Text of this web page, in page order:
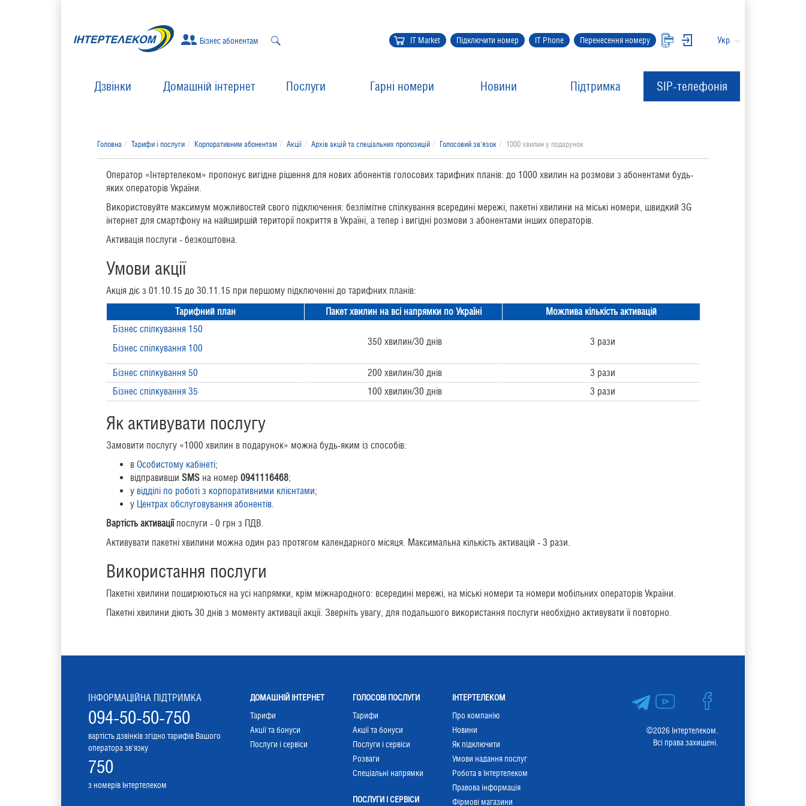
Бізнес абонентам IT Market Підключити номер IT Phone Перенесення номеру Укр
Дзвінки Домашній інтернет Послуги Гарні номери Новини Підтримка SIP-телефонія
Головна Тарифи і послуги Корпоративним абонентам Акції Архів акцій та спеціальних пропозицій Голосовий зв'язок 1000 хвилин у подарунок
Оператор «Інтертелеком» пропонує вигідне рішення для нових абонентів голосових тарифних планів: до 1000 хвилин на розмови з абонентами будь-
яких операторів України.
Використовуйте максимум можливостей свого підключення: безлімітне спілкування всередині мережі, пакетні хвилини на міські номери, швидкий 3G
інтернет для смартфону на найширшій території покриття в Україні, а тепер і вигідні розмови з абонентами інших операторів.
Активація послуги - безкоштовна.
Умови акції
Акція діє з 01.10.15 до 30.11.15 при першому підключенні до тарифних планів:
Тарифний план
Пакет хвилин на всі напрямки по Україні
Можлива кількість активацій
Бізнес спілкування 150
Бізнес спілкування 100
350 хвилин/30 днів 3 рази
Бізнес спілкування 50 200 хвилин/30 днів
3 рази
Бізнес спілкування 35
100 хвилин/30 днів 3 рази
Як активувати послугу
Замовити послугу «1000 хвилин в подарунок» можна будь-яким із способів:
в Особистому кабінеті;
відправивши SMS на номер 0941116468;
у відділі по роботі з корпоративними клієнтами;
у Центрах обслуговування абонентів.
Вартість активаціїпослуги - 0 грн з ПДВ.
Активувати пакетні хвилини можна один раз протягом календарного місяця. Максимальна кількість активацій - 3 рази.
Використання послуги
Пакетні хвилини поширюються на усі напрямки, крім міжнародного: всередині мережі, на міські номери та номери мобільних операторів України.
Пакетні хвилини діють 30 днів з моменту активації акції. Зверніть увагу, для подальшого використання послуги необхідно активувати її повторно.
©2026 Інтертелеком.
Всі права захищені.
ІНФОРМАЦІЙНА ПІДТРИМКА
094-50-50-750
вартість дзвінків згідно тарифів Вашого
оператора зв'язку
750
з номерів Інтертелеком
ДОМАШНІЙ ІНТЕРНЕТ
Тарифи
Акції та бонуси
Послуги і сервіси
ГОЛОСОВІ ПОСЛУГИ
Тарифи
Акції та бонуси
Послуги і сервіси
Розваги
Cпеціальні напрямки
ПОСЛУГИ І СЕРВІСИ
ІНТЕРТЕЛЕКОМ
Про компанію
Новини
Як підключити
Умови надання послуг
Робота в Інтертелеком
Правова інформація
Фірмові магазини